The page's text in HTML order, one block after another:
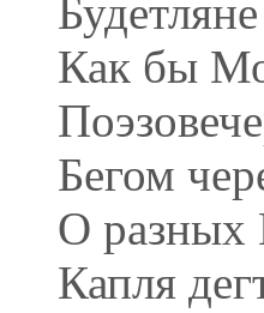
Будетляне
Как бы
Бегом
О разных
Капля